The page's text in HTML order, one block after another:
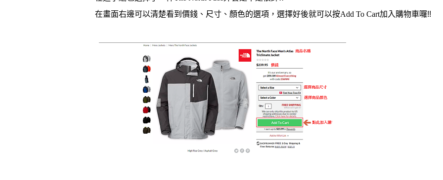
在畫面右邊可以清楚看到價錢、 尺寸、顏色的選項，選擇好後就可以按Add To Cart加入購物車囉!!